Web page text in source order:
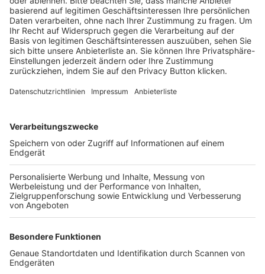
BFV-Geschäftsstellen
Trainerbörse
Login SpielPlus
FOLGE DEM BFV
TOP-VEREINE
TOP-PARTNER